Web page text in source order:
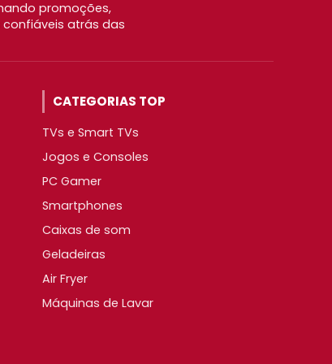
promoções,
atrás das
CATEGORIAS TOP
TVs e Smart TVs
Jogos e Consoles
PC Gamer
Smartphones
Caixas de som
Geladeiras
Air Fryer
Máquinas de Lavar